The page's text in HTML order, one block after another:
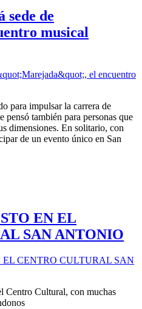
sede de
musical
para impulsar la carrera de
pensó también para personas que
dimensiones. En solitario, con
de un evento único en San
EN EL
SAN ANTONIO
Centro Cultural, con muchas